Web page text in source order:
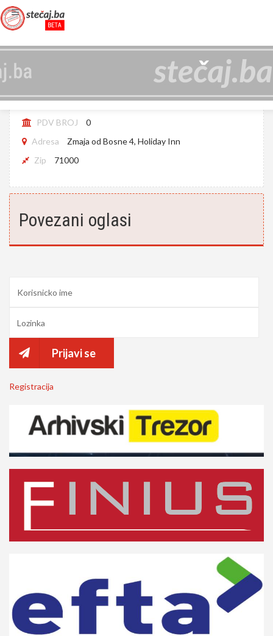
WEB D.O.O. SARAJEVO U LIKVIDACIJI
JIB 4201207890006
PDV BROJ
0
Adresa
Zmaja od Bosne 4, Holiday Inn
Zip
71000
Povezani oglasi
Prijavi se
Registracija